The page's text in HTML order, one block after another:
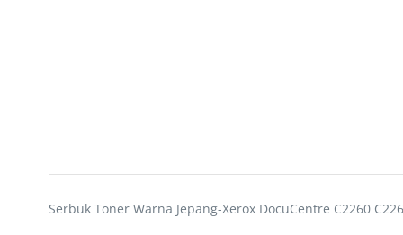
Serbuk Toner Warna Jepang-Xerox DocuCentre C2260